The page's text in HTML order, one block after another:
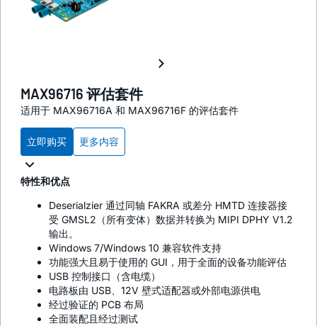
MAX96716 评估套件
适用于 MAX96716A 和 MAX96716F 的评估套件
立即购买 更多内容
特性和优点
Deserialzier 通过同轴 FAKRA 或差分 HMTD 连接器接
受 GMSL2（所有变体）数据并转换为 MIPI DPHY V1.2
输出。
Windows 7/Windows 10 兼容软件支持
功能强大且易于使用的 GUI，用于全面的设备功能评估
USB 控制接口（含电缆）
电路板由 USB、12V 壁式适配器或外部电源供电
经过验证的 PCB 布局
全面装配且经过测试